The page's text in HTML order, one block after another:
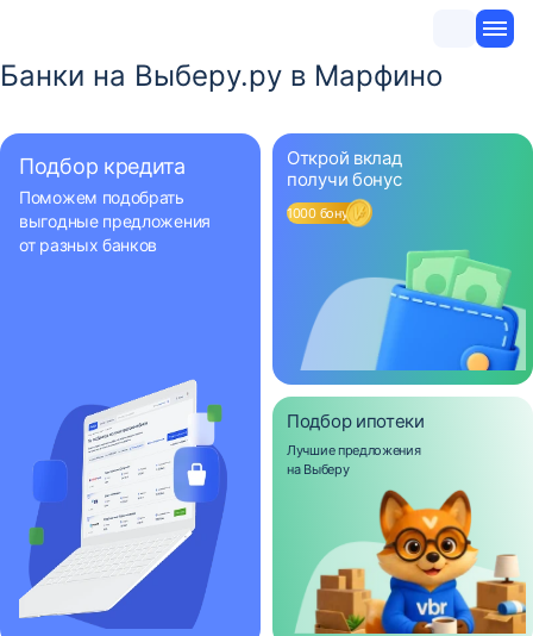
Банки на Выберу.ру в Марфино
Подбор кредита
Поможем подобрать
выгодные предложения
от разных банков
Открой вклад
получи бонус
1000 бонусов
Подбор ипотеки
Лучшие предложения
на Выберу